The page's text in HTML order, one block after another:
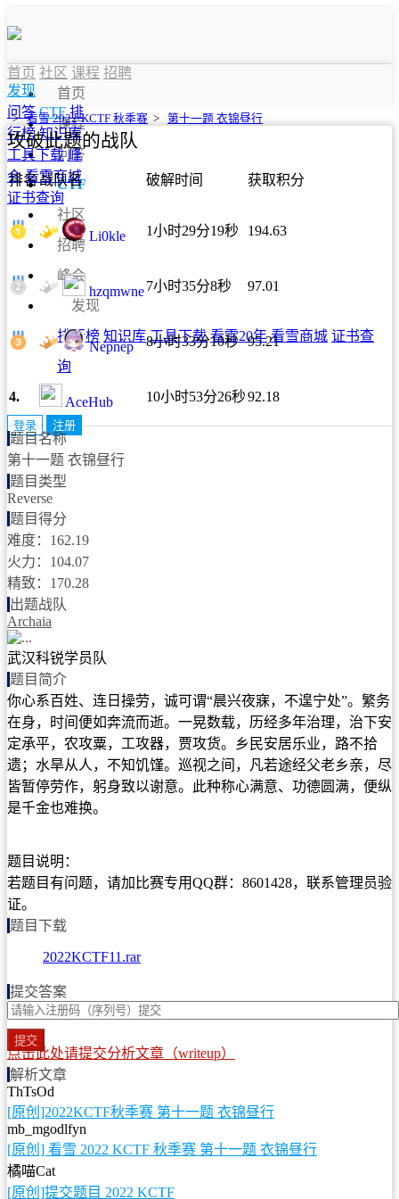
首页
课程
问答
CTF
社区
招聘
峰会
发现
排行榜 知识库 工具下载 看雪20年 看雪商城 证书查
询
登录 注册
首页 社区 课程 招聘
发现
问答 CTF 排
行榜 知识库
工具下载 峰
会 看雪商城
证书查询
>看雪 2022·KCTF 秋季赛 > 第十一题 衣锦昼行
攻破此题的战队
排名战队名 破解时间 获取积分
Li0kle 1小时29分19秒 194.63
hzqmwne7小时35分8秒 97.01
Nepnep 8小时33分10秒 95.21
4. AceHub 10小时53分26秒92.18
题目名称
第十一题 衣锦昼行
题目类型
Reverse
题目得分
难度：162.19
火力：104.07
精致：170.28
出题战队
Archaia
武汉科锐学员队
题目简介
你心系百姓、连日操劳，诚可谓“晨兴夜寐，不遑宁处”。繁务
在身，时间便如奔流而逝。一晃数载，历经多年治理，治下安
定承平，农攻粟，工攻器，贾攻货。乡民安居乐业，路不拾
遗；水旱从人，不知饥馑。巡视之间，凡若途经父老乡亲，尽
皆暂停劳作，躬身致以谢意。此种称心满意、功德圆满，便纵
是千金也难换。
题目说明：
若题目有问题，请加比赛专用QQ群：8601428，联系管理员验
证。
题目下载
2022KCTF11.rar
提交答案
提交
点击此处请提交分析文章（writeup）
解析文章
ThTsOd
[原创]2022KCTF秋季赛 第十一题 衣锦昼行
mb_mgodlfyn
[原创] 看雪 2022 KCTF 秋季赛 第十一题 衣锦昼行
橘喵Cat
[原创]提交题目 2022 KCTF